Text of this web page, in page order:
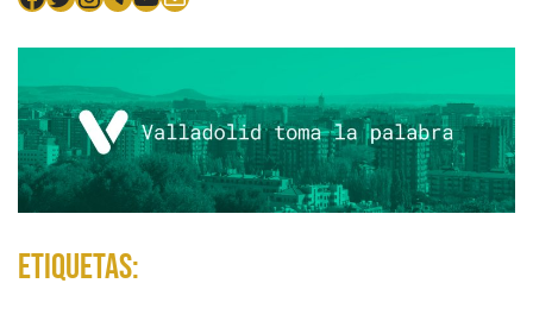
a
d
a
s
Etiquetas: